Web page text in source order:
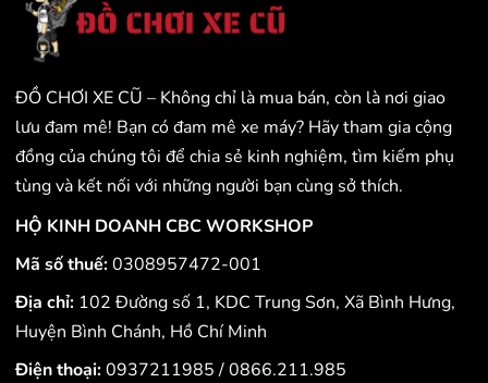
ĐỒ CHƠI XE CŨ – Không chỉ là mua bán, còn là nơi giao
lưu đam mê! Bạn có đam mê xe máy? Hãy tham gia cộng
đồng của chúng tôi để chia sẻ kinh nghiệm, tìm kiếm phụ
tùng và kết nối với những người bạn cùng sở thích.
HỘ KINH DOANH CBC WORKSHOP
Mã số thuế:0308957472-001
Địa chỉ: 102 Đường số 1, KDC Trung Sơn, Xã Bình Hưng,
Huyện Bình Chánh, Hồ Chí Minh
Điện thoại:0937211985/0866.211.985